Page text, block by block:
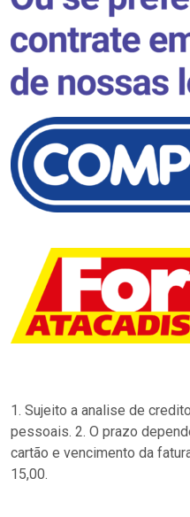
1. Sujeito a analise de
pessoais. 2. O prazo
cartão e vencimento da
15,00.